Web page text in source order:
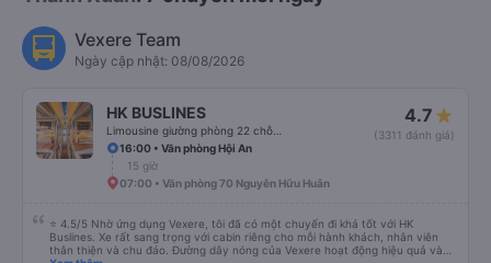
Vexere Team
Ngày cập nhật: 08/08/2026
HK BUSLINES 4.7
(3311 đánh giá)
16:00 • Văn phòng Hội An
15 giờ
07:00 • Văn phòng 70 Nguyễn Hữu Huân
⭐ 4.5/5 Nhờ ứng dụng Vexere, tôi đã có một chuyến đi khá tốt với HK
Buslines. Xe rất sang trọng với cabin riêng cho mỗi hành khách, nhân viên
thân thiện và chu đáo. Đường dây nóng của Vexere hoạt động hiệu quả và